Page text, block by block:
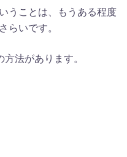
うことは、もうある程度
らいです。
法があります。